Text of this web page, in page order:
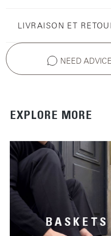
LIVRAISON ET
NEED
EXPLORE MORE
BASKETS